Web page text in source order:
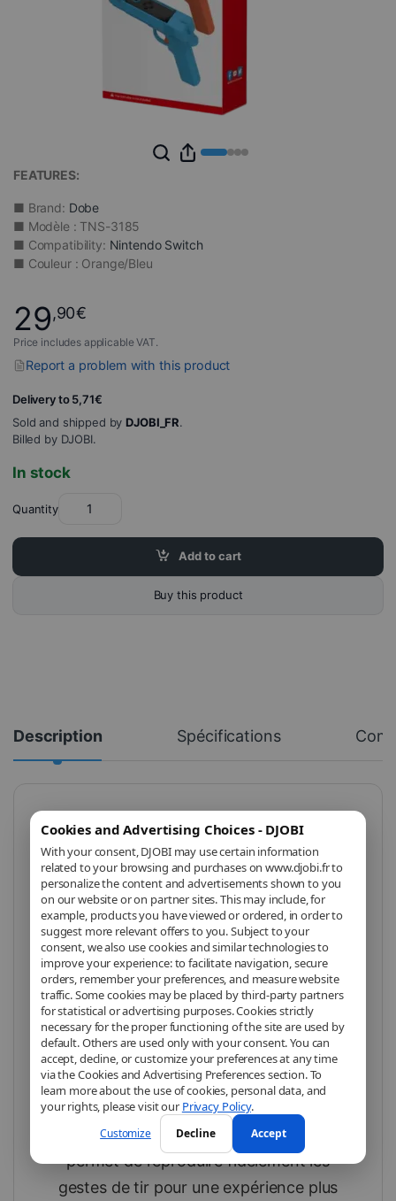
Cookies and Advertising Choices - DJOBI
With your consent, DJOBI may use certain information
related to your browsing and purchases on www.djobi.fr to
personalize the content and advertisements shown to you
on our website or on partner sites. This may include, for
example, products you have viewed or ordered, in order to
suggest more relevant offers to you. Subject to your
consent, we also use cookies and similar technologies to
improve your experience: to facilitate navigation, secure
orders, remember your preferences, and measure website
traffic. Some cookies may be placed by third-party partners
for statistical or advertising purposes. Cookies strictly
necessary for the proper functioning of the site are used by
default. Others are used only with your consent. You can
accept, decline, or customize your preferences at any time
via the Cookies and Advertising Preferences section. To
learn more about the use of cookies, personal data, and
your rights, please visit our Privacy Policy.
Customize Decline Accept
FEATURES:
■ Brand: Dobe
■ Modèle : TNS-3185
■ Compatibility: Nintendo Switch
■ Couleur : Orange/Bleu
29,90€
Price includes applicable VAT.
Report a problem with this product
Delivery to 5,71€
Sold and shipped byDJOBI_FR.
Billed by DJOBI.
In stock
Quantity
Add to cart
Buy this product
Description Spécifications
Pistolet de Tir DOBE
TNS-3185 –
Nintendo Switch 2 /
Switch / OLED
Immersion maximale, précision
renforcée, sensations de tir
réalistes
Lepistolet de tir DOBE TNS-3185est
spécialement conçu pour accompagner
les jeux de tir sur Nintendo Switch . En
intégrant directement le Joy-Con, il
permet de reproduire fidèlement les
gestes de tir pour une expérience plus